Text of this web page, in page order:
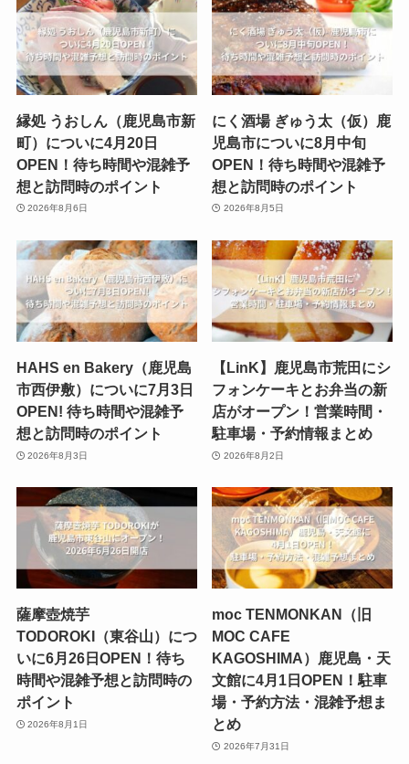
縁処 うおしん（鹿児島市新
町）についに4月20日
OPEN！待ち時間や混雑予
想と訪問時のポイント
2026年8月6日
にく酒場 ぎゅう太（仮）鹿
児島市についに8月中旬
OPEN！待ち時間や混雑予
想と訪問時のポイント
2026年8月5日
HAHS en Bakery（鹿児島
市西伊敷）についに7月3日
OPEN! 待ち時間や混雑予
想と訪問時のポイント
2026年8月3日
【LinK】鹿児島市荒田にシ
フォンケーキとお弁当の新
店がオープン！営業時間・
駐車場・予約情報まとめ
2026年8月2日
薩摩壺焼芋
TODOROKI（東谷山）につ
いに6月26日OPEN！待ち
時間や混雑予想と訪問時の
ポイント
2026年8月1日
moc TENMONKAN（旧
MOC CAFE
KAGOSHIMA）鹿児島・天
文館に4月1日OPEN！駐車
場・予約方法・混雑予想ま
とめ
2026年7月31日